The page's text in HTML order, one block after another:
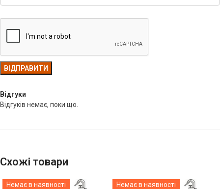
Відгуки
Відгуків немає, поки що.
Схожі товари
Немає в наявності Немає в наявності